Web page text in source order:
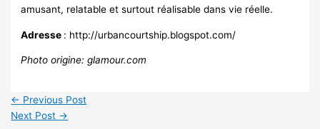
amusant, relatable et surtout réalisable dans vie réelle.
Adresse : http://urbancourtship.blogspot.com/
Photo origine: glamour.com
← Previous Post
Next Post →